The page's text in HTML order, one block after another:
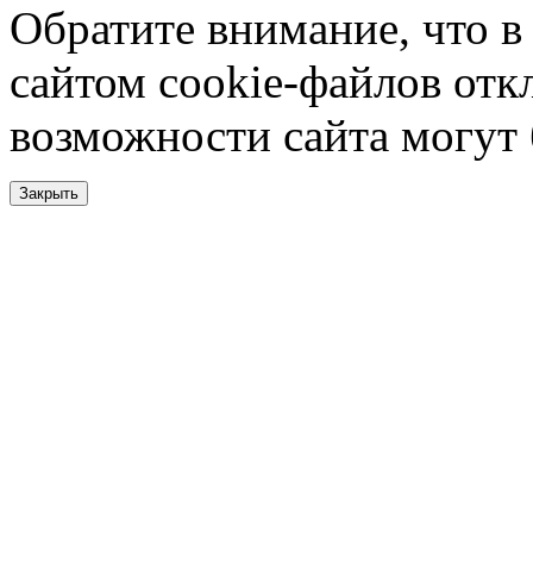
Обратите внимание, что в
сайтом cookie-файлов
возможности сайта
Закрыть